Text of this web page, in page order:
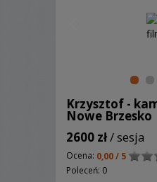
Krzysztof -
Nowe Brzesko
2600 zł/ sesja
Ocena: 0,00 / 5
Poleceń: 0